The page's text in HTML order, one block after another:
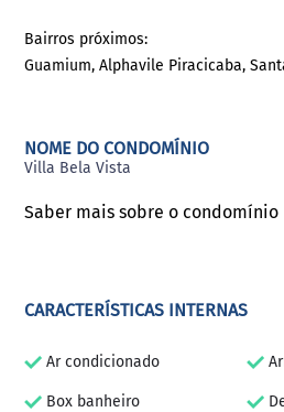
Bairros próximos:
Guamium, Alphavile Piracicaba,
NOME DO CONDOMÍNIO
Villa Bela Vista
Saber mais sobre o condomínio
CARACTERÍSTICAS INTERNAS
Ar condicionado
Box banheiro